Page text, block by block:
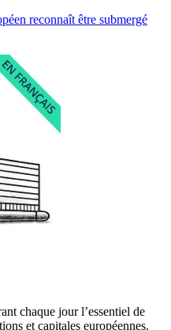
reconnaît être submergé
chaque jour l’essentiel de
et capitales européennes.